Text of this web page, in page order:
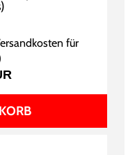
für